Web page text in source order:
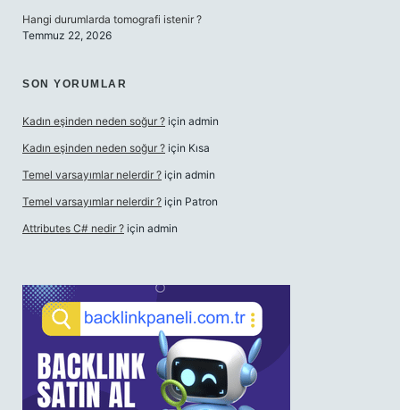
Hangi durumlarda tomografi istenir ?
Temmuz 22, 2026
SON YORUMLAR
Kadın eşinden neden soğur ? için admin
Kadın eşinden neden soğur ? için Kısa
Temel varsayımlar nelerdir ? için admin
Temel varsayımlar nelerdir ? için Patron
Attributes C# nedir ? için admin